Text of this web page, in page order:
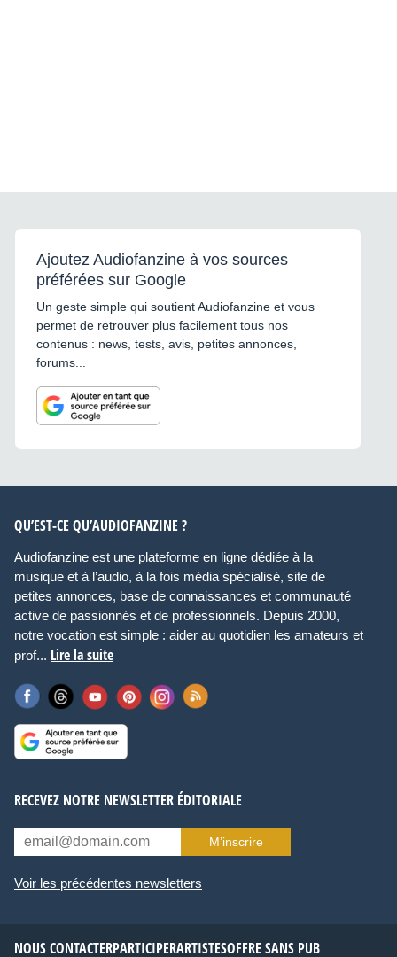
Ajoutez Audiofanzine à vos sources
préférées sur Google
Un geste simple qui soutient Audiofanzine et vous
permet de retrouver plus facilement tous nos
contenus : news, tests, avis, petites annonces,
forums...
QU’EST-CE QU’AUDIOFANZINE ?
Audiofanzine est une plateforme en ligne dédiée à la
musique et à l’audio, à la fois média spécialisé, site de
petites annonces, base de connaissances et communauté
active de passionnés et de professionnels. Depuis 2000,
notre vocation est simple : aider au quotidien les amateurs et
prof... Lire la suite
RECEVEZ NOTRE NEWSLETTER ÉDITORIALE
M’inscrire
Voir les précédentes newsletters
NOUS CONTACTERPARTICIPERARTISTESOFFRE SANS PUB